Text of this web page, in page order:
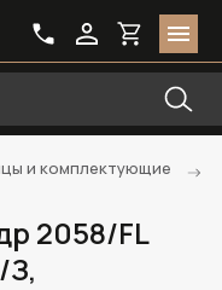
и комплектующие
2058/FL
З,